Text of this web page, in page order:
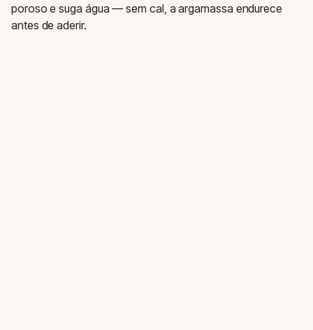
poroso e suga água — sem cal, a argamassa endurece
antes de aderir.